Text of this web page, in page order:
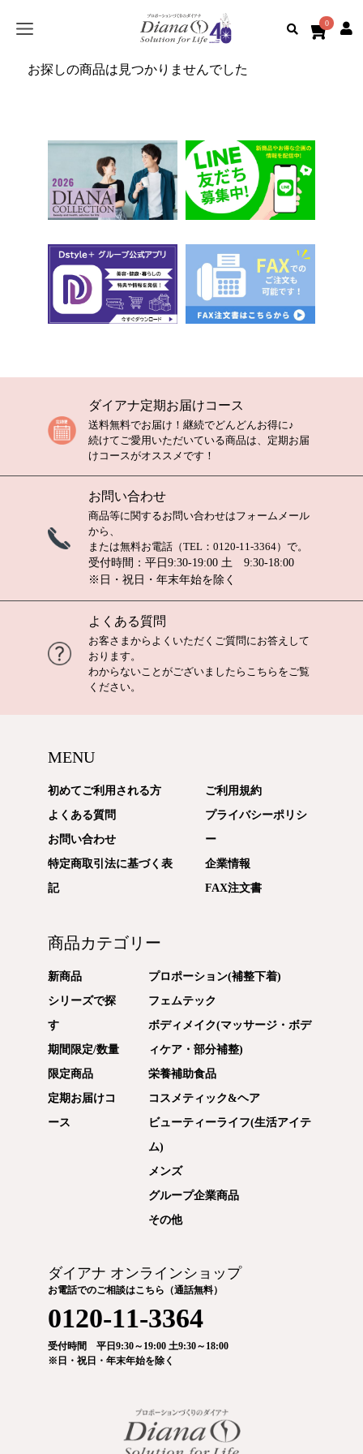
0
お探しの商品は見つかりませんでした
ダイアナ定期お届けコース
送料無料でお届け！継続でどんどんお得に♪
続けてご愛用いただいている商品は、定期お届
けコースがオススメです！
お問い合わせ
商品等に関するお問い合わせはフォームメール
から、
または無料お電話（TEL： 0120-11-3364）で。
受付時間：平日9:30-19:00 土 9:30-18:00
※日・祝日・年末年始を除く
よくある質問
お客さまからよくいただくご質問にお答えして
おります。
わからないことがございましたら こちら をご覧
ください。
MENU
初めてご利用される方
よくある質問
お問い合わせ
特定商取引法に基づく表
記
ご利用規約
プライバシーポリシ
ー
企業情報
FAX注文書
商品カテゴリー
新商品
シリーズで探
す
期間限定/数量
限定商品
定期お届けコ
ース
プロポーション(補整下着)
フェムテック
ボディメイク(マッサージ・ボデ
ィケア・部分補整)
栄養補助食品
コスメティック&ヘア
ビューティーライフ(生活アイテ
ム)
メンズ
グループ企業商品
その他
ダイアナ オンラインショップ
お電話でのご相談はこちら（通話無料）
0120-11-3364
受付時間 平日9:30～19:00 土9:30～18:00
※日・祝日・年末年始を除く